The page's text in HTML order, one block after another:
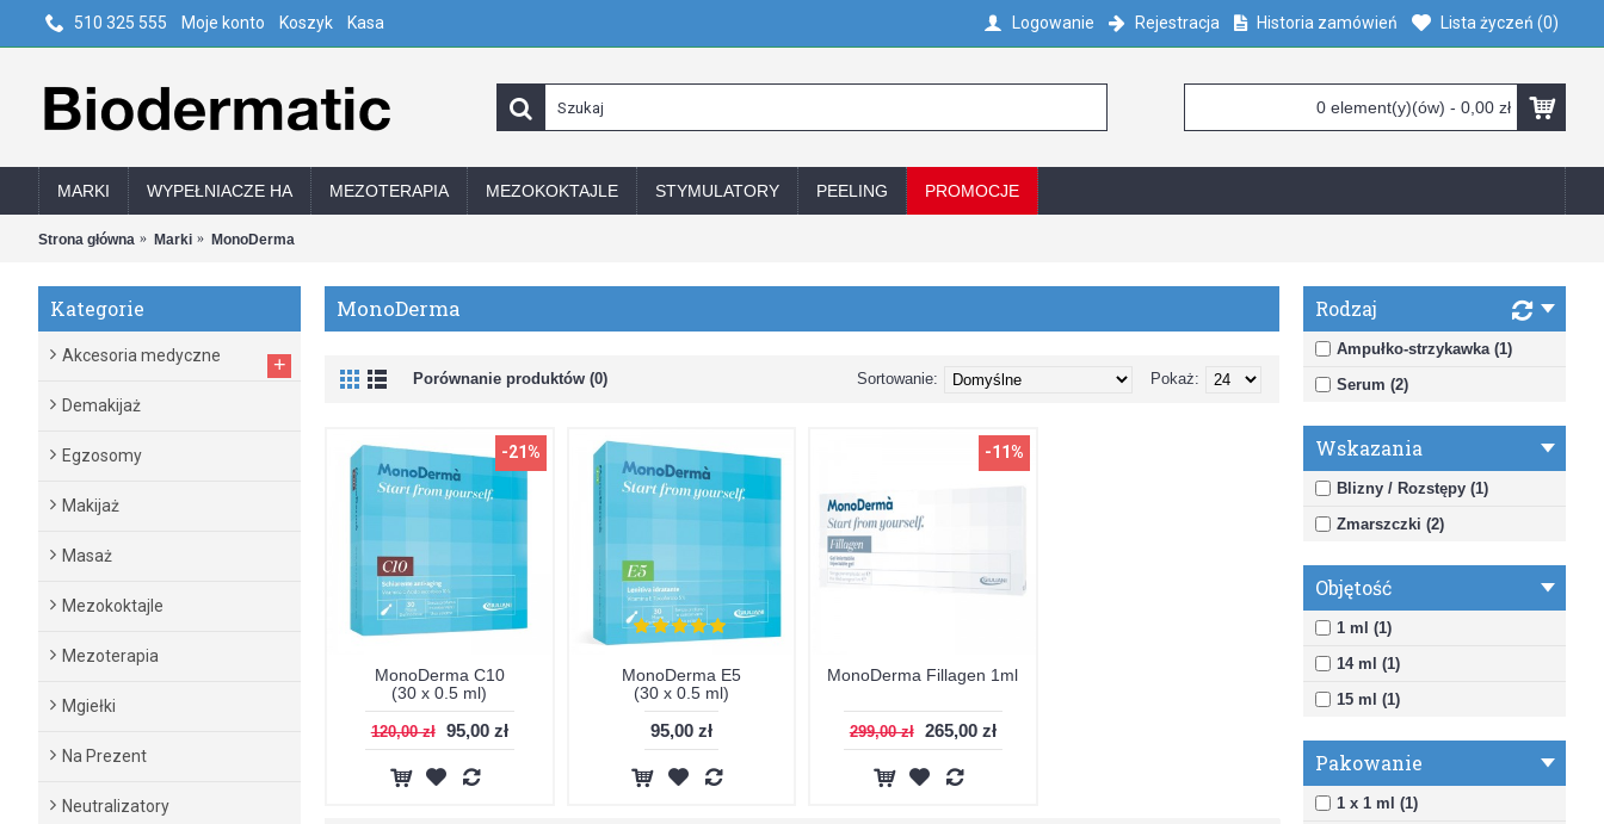
510 325 555 Moje konto Koszyk Kasa Logowanie Rejestracja Historia zamówień Lista życzeń (0)
0 element(y)(ów) - 0,00 zł
MARKI WYPEŁNIACZE HA MEZOTERAPIA MEZOKOKTAJLE STYMULATORY PEELING PROMOCJE
Strona główna Marki MonoDerma
Kategorie
Akcesoria medyczne +
Demakijaż
Egzosomy
Makijaż
Masaż
Mezokoktajle
Mezoterapia
Mgiełki
Na Prezent
Neutralizatory
Rodzaj
Ampułko-strzykawka (1)
Serum (2)
Wskazania
Blizny / Rozstępy (1)
Zmarszczki (2)
Objętość
1 ml (1)
14 ml (1)
15 ml (1)
Pakowanie
1 x 1 ml (1)
MonoDerma
Porównanie produktów (0) Pokaż:
Sortowanie:
-21%
MonoDerma C10
(30 x 0.5 ml)
120,00 zł 95,00 zł
MonoDerma E5
(30 x 0.5 ml)
95,00 zł
-11%
MonoDerma Fillagen 1ml
299,00 zł 265,00 zł